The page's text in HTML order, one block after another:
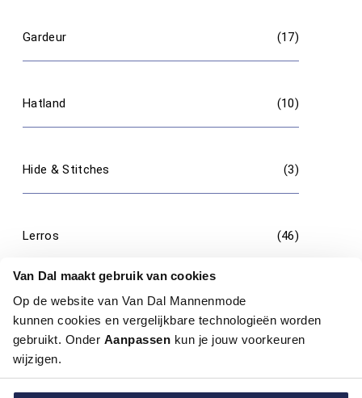
Van Dal maakt gebruik van cookies
Op de website van Van Dal Mannenmode
kunnen cookies en vergelijkbare technologieën worden
gebruikt. Onder Aanpassen kun je jouw voorkeuren
wijzigen.
Gardeur (17)
Hatland (10)
Hide & Stitches (3)
Lerros (46)
Marvelis
Olymp